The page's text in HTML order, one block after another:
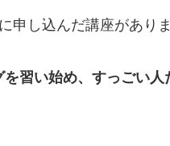
申し込んだ講座がありま
習い始め、すっごい